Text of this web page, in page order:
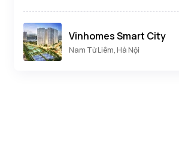
Vinhomes Smart City
Nam Từ Liêm, Hà Nội